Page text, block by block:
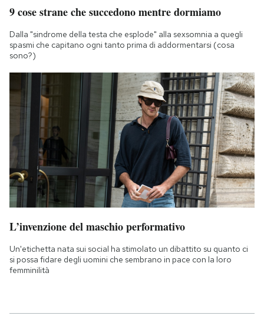
9 cose strane che succedono mentre dormiamo
Dalla "sindrome della testa che esplode" alla sexsomnia a quegli
spasmi che capitano ogni tanto prima di addormentarsi (cosa
sono?)
L’invenzione del maschio performativo
Un'etichetta nata sui social ha stimolato un dibattito su quanto ci
si possa fidare degli uomini che sembrano in pace con la loro
femminilità